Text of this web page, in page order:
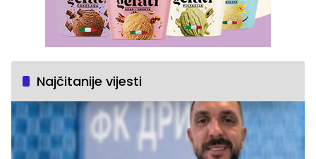
Najčitanije vijesti